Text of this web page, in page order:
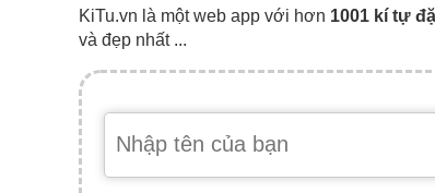
KiTu.vn là một web app với hơn 1001 kí tự
và đẹp nhất ...